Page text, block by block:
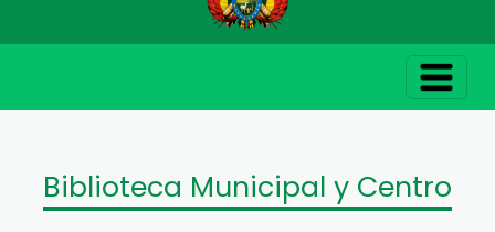
Biblioteca Municipal y Centro